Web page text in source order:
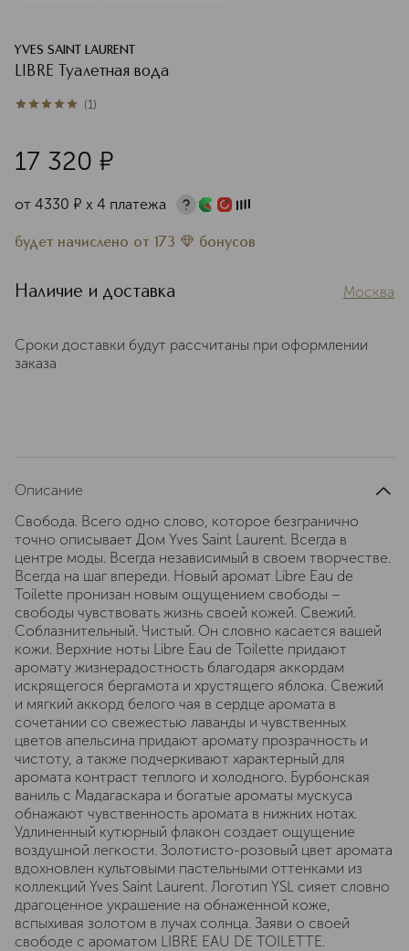
YVES SAINT LAURENT
LIBRE Туалетная вода
5из 51 (1)
17 320 ¤
от 4330 ¤ х 4 платежа
будет начислено от 173 бонусов
Наличие и доставка Москва
Сроки доставки будут рассчитаны при оформлении
заказа
Описание
Свобода. Всего одно слово, которое безгранично
точно описывает Дом Yves Saint Laurent. Всегда в
центре моды. Всегда независимый в своем творчестве.
Всегда на шаг впереди. Новый аромат Libre Eau de
Toilette пронизан новым ощущением свободы –
свободы чувствовать жизнь своей кожей. Свежий.
Соблазнительный. Чистый. Он словно касается вашей
кожи. Верхние ноты Libre Eau de Toilette придают
аромату жизнерадостность благодаря аккордам
искрящегося бергамота и хрустящего яблока. Свежий
и мягкий аккорд белого чая в сердце аромата в
сочетании со свежестью лаванды и чувственных
цветов апельсина придают аромату прозрачность и
чистоту, а также подчеркивают характерный для
аромата контраст теплого и холодного. Бурбонская
ваниль с Мадагаскара и богатые ароматы мускуса
обнажают чувственность аромата в нижних нотах.
Удлиненный кутюрный флакон создает ощущение
воздушной легкости. Золотисто-розовый цвет аромата
вдохновлен культовыми пастельными оттенками из
коллекций Yves Saint Laurent. Логотип YSL сияет словно
драгоценное украшение на обнаженной коже,
вспыхивая золотом в лучах солнца. Заяви о своей
свободе с ароматом LIBRE EAU DE TOILETTE.